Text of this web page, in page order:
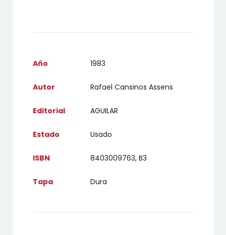
Año 1983
Autor Rafael Cansinos Assens
Editorial AGUILAR
Estado Usado
ISBN 8403009763, B3
Tapa Dura